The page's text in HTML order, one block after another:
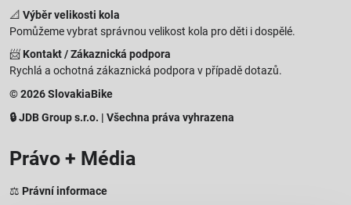
📐 Výběr velikosti kola
Pomůžeme vybrat správnou velikost kola pro děti i dospělé.
📨 Kontakt / Zákaznická podpora
Rychlá a ochotná zákaznická podpora v případě dotazů.
© 2026 SlovakiaBike
🔒 JDB Group s.r.o. | Všechna práva vyhrazena
Právo + Média
⚖️ Právní informace